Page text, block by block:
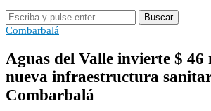
Buscar
Combarbalá
Aguas del Valle invierte $ 46
nueva infraestructura
Combarbalá